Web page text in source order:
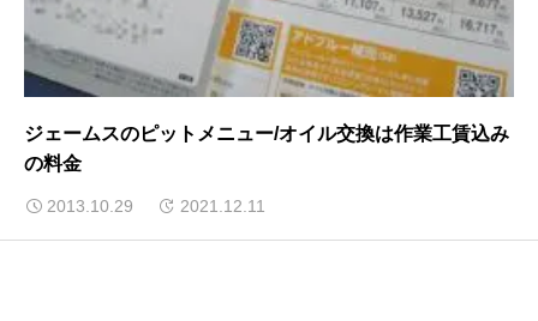
ジェームスのピットメニュー/オイル交換は作業工賃込み
の料金
2013.10.29 2021.12.11